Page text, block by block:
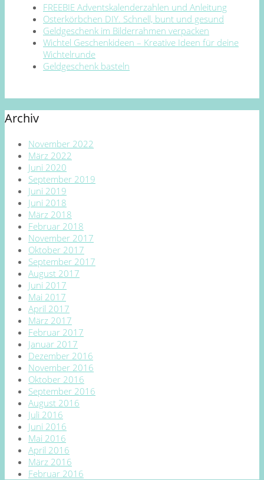
FREEBIE Adventskalenderzahlen und Anleitung
Osterkörbchen DIY. Schnell, bunt und gesund
Geldgeschenk im Bilderrahmen verpacken
Wichtel Geschenkideen – Kreative Ideen für deine
Wichtelrunde
Geldgeschenk basteln
Archiv
November 2022
März 2022
Juni 2020
September 2019
Juni 2019
Juni 2018
März 2018
Februar 2018
November 2017
Oktober 2017
September 2017
August 2017
Juni 2017
Mai 2017
April 2017
März 2017
Februar 2017
Januar 2017
Dezember 2016
November 2016
Oktober 2016
September 2016
August 2016
Juli 2016
Juni 2016
Mai 2016
April 2016
März 2016
Februar 2016